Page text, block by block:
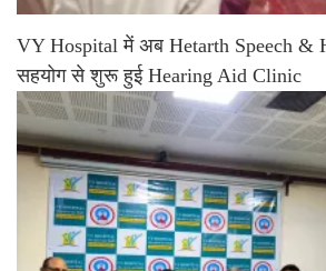
VY Hospital में अब Hetarth Speech &
सहयोग से शुरू हुई Hearing Aid Clinic